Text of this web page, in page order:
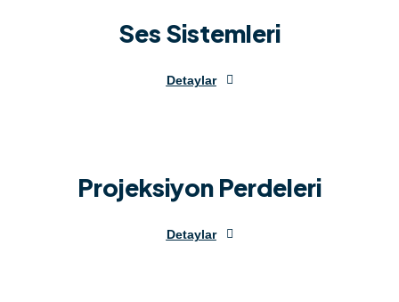
Ses Sistemleri
Detaylar
Projeksiyon Perdeleri
Detaylar